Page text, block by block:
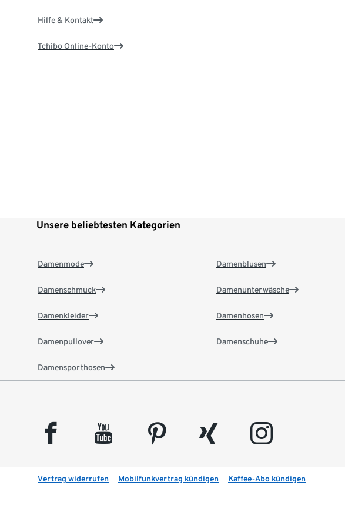
Hilfe & Kontakt
Tchibo Online-Konto
Unsere beliebtesten Kategorien
Damenmode
Damenschmuck
Damenkleider
Damenpullover
Damensporthosen
Damenblusen
Damenunterwäsche
Damenhosen
Damenschuhe
facebook youtube pinterest xing instagram
Vertrag widerrufen Mobilfunkvertrag kündigen Kaffee-Abo kündigen